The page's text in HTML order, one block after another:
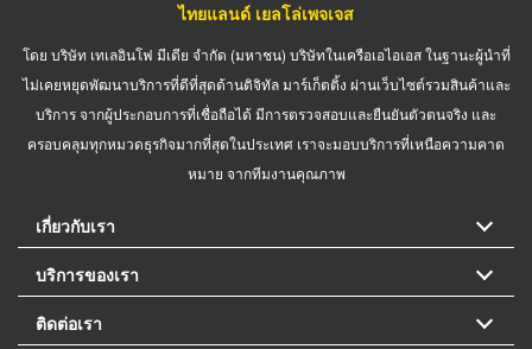
ไทยแลนด์ เยลโล่เพจเจส
โดย บริษัท เทเลอินโฟ มีเดีย จำกัด (มหาชน) บริษัทในเครือเอไอเอส ในฐานะผู้นำที่
ไม่เคยหยุดพัฒนาบริการที่ดีที่สุดด้านดิจิทัล มาร์เก็ตติ้ง ผ่านเว็บไซต์รวมสินค้าและ
บริการ จากผู้ประกอบการที่เชื่อถือได้ มีการตรวจสอบและยืนยันตัวตนจริง และ
ครอบคลุมทุกหมวดธุรกิจมากที่สุดในประเทศ เราจะมอบบริการที่เหนือความคาด
หมาย จากทีมงานคุณภาพ
เกี่ยวกับเรา
บริการของเรา
ติดต่อเรา